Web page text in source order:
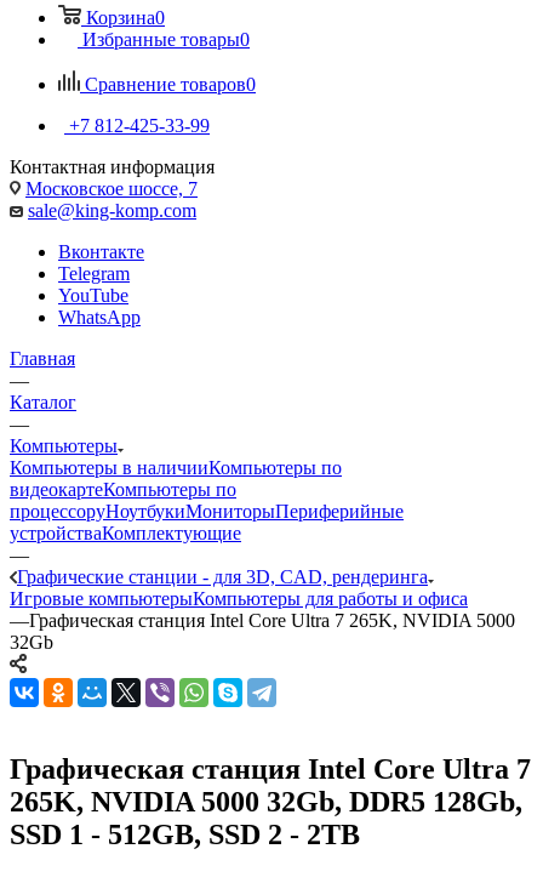
Корзина0
Избранные товары0
Сравнение товаров0
+7 812-425-33-99
Контактная информация
Московское шоссе, 7
sale@king-komp.com
Вконтакте
Telegram
YouTube
WhatsApp
Главная
—
Каталог
—
Компьютеры
Компьютеры в наличииКомпьютеры по
видеокартеКомпьютеры по
процессоруНоутбукиМониторыПериферийные
устройстваКомплектующие
—
Графические станции - для 3D, CAD, рендеринга
Игровые компьютерыКомпьютеры для работы и офиса
—Графическая станция Intel Core Ultra 7 265K, NVIDIA 5000
32Gb
Графическая станция Intel Core Ultra 7
265K, NVIDIA 5000 32Gb, DDR5 128Gb,
SSD 1 - 512GB, SSD 2 - 2TB